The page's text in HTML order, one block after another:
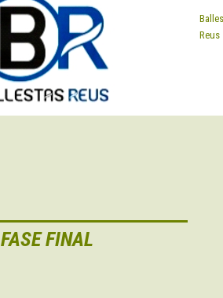
Reus
FASE FINAL